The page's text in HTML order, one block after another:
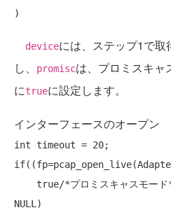
deviceには、ステップ1で
し、
promiscは、プロミスキャ
にtrueに設定します。
インターフェースのオープン
int
if
true/*プロミスキャスモー
NULL )